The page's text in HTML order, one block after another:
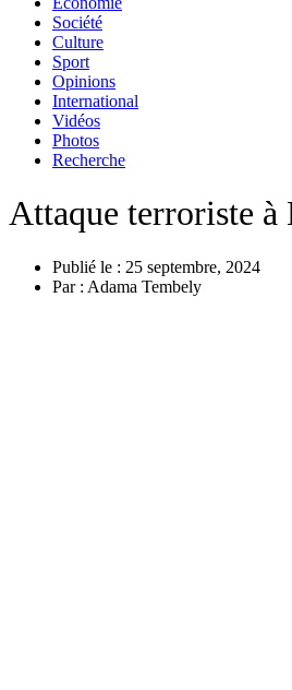
Société
Culture
Sport
Opinions
International
Vidéos
Photos
Recherche
Attaque terroriste à
Publié le : 25 septembre, 2024
Par : Adama Tembely